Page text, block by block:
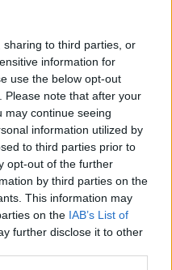
to third parties, or
information for
use the below opt-out
Please note that after your
may continue seeing
information utilized by
to third parties prior to
opt-out of the further
by third parties on the
This information may
on the IAB’s List of
further disclose it to other